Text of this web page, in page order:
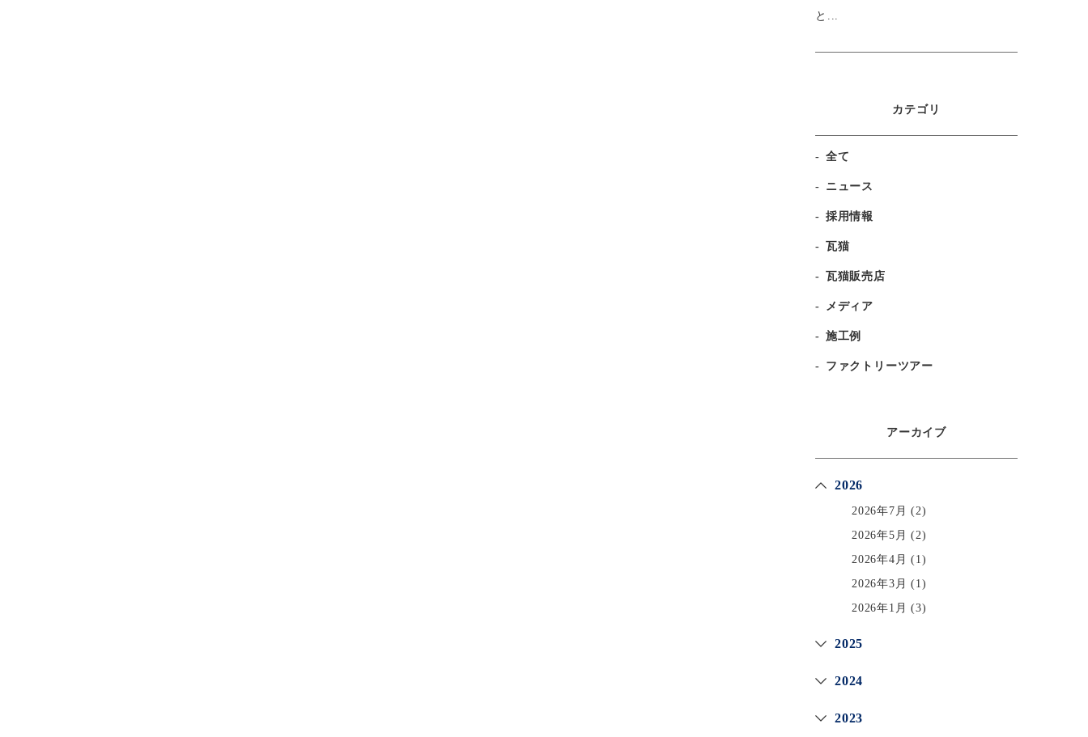
と...
カテゴリ
全て
ニュース
採用情報
瓦猫
瓦猫販売店
メディア
施工例
ファクトリーツアー
アーカイブ
2026
2026年7月 (2)
2026年5月 (2)
2026年4月 (1)
2026年3月 (1)
2026年1月 (3)
2025
2024
2023